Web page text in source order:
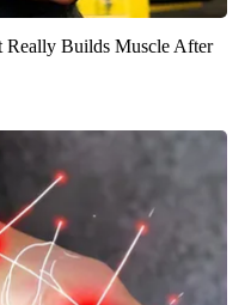
Really Builds Muscle After